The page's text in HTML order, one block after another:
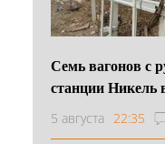
Семь вагонов с
станции Никель
5 августа 22:35